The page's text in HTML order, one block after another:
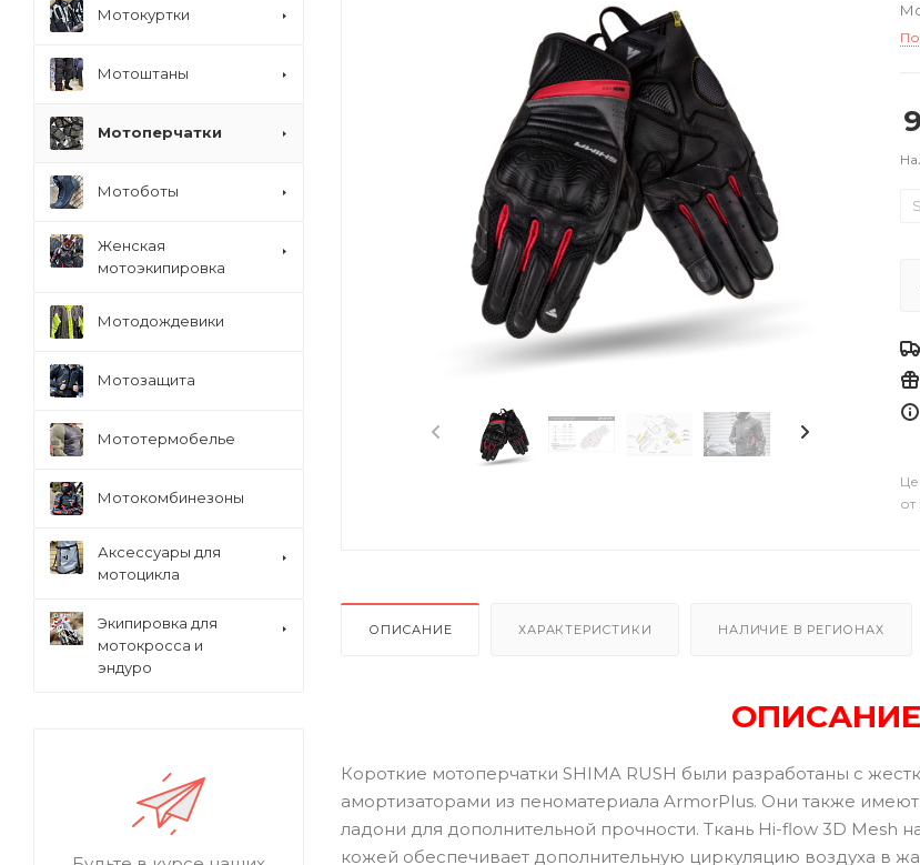
S
ОПИСАНИЕ ХАРАКТЕРИСТИКИ НАЛИЧИЕ В РЕГИОНАХ
Короткие мотоперчатки SHIMA RUSH были разработаны с
амортизаторами из пеноматериала ArmorPlus. Они также
ладони для дополнительной прочности. Ткань Hi-flow 3D Mesh
кожей обеспечивает дополнительную циркуляцию воздуха в
Мотокуртки
Мотоштаны
Мотоперчатки
Мотоботы
Женская
мотоэкипировка
Мотодождевики
Мотозащита
Мототермобелье
Мотокомбинезоны
Аксессуары для
мотоцикла
Экипировка для
мотокросса и
эндуро